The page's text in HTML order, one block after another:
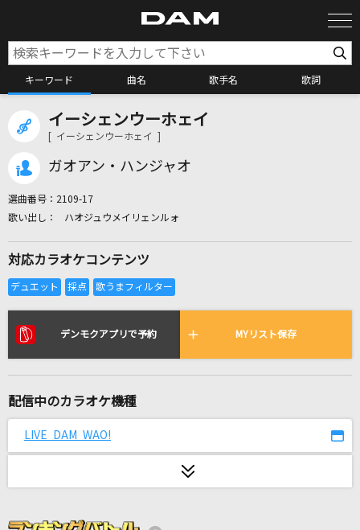
キーワード 曲名 歌手名 歌詞
カラオケ検索
全国りれき
リアルタイムで歌われている曲の一覧
[生音]怒りをくれよ
愛してる 愛してた
イーシェンウーホェイ
[ イーシェンウーホェイ ]
ガオアン・ハンジャオ
選曲番号： 2109-17
ハオジュウメイリェンルォ
対応カラオケコンテンツ
デンモクアプリで予約 MYリスト保存
配信中のカラオケ機種
LIVE DAM WAO!